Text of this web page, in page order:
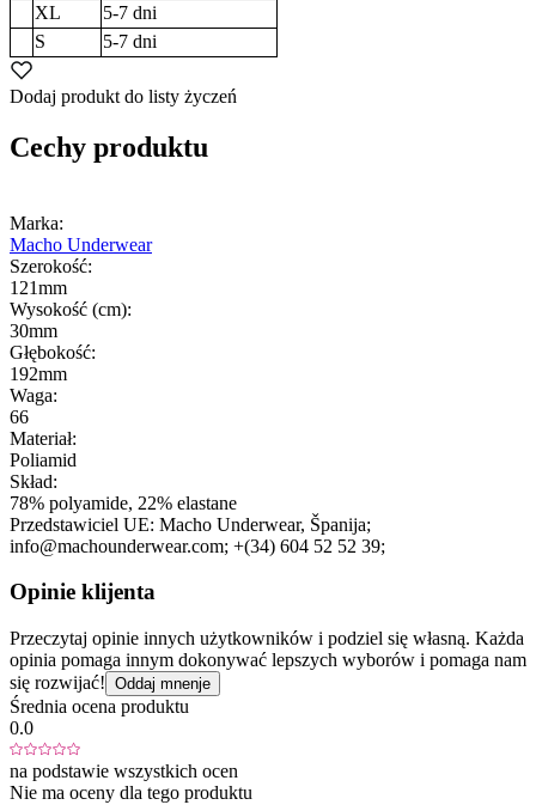
XL
5-7 dni
S
5-7 dni
Dodaj produkt do listy życzeń
Cechy produktu
Marka:
Macho Underwear
Szerokość:
121mm
Wysokość (cm):
30mm
Głębokość:
192mm
Waga:
66
Materiał:
Poliamid
Skład:
78% polyamide, 22% elastane
Przedstawiciel UE: Macho Underwear, Španija;
info@machounderwear.com; +(34) 604 52 52 39;
Opinie klijenta
Przeczytaj opinie innych użytkowników i podziel się własną. Każda
opinia pomaga innym dokonywać lepszych wyborów i pomaga nam
się rozwijać! Oddaj mnenje
Średnia ocena produktu
0.0
na podstawie wszystkich ocen
Nie ma oceny dla tego produktu